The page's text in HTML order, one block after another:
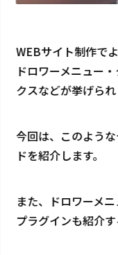
WEBサイト制作で
ドロワーメニュー
クスなどが挙げられ
今回は、このよう
ドを紹介します。
また、ドロワーメ
プラグインも紹介